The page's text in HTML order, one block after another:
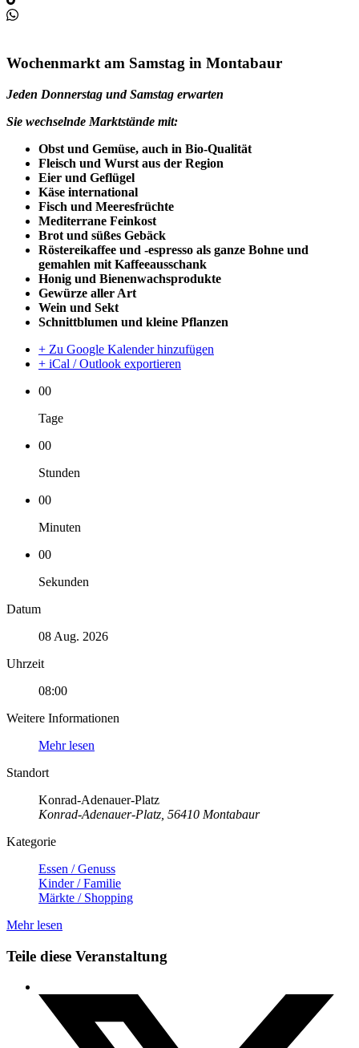
Wochenmarkt am Samstag in Montabaur
Jeden Donnerstag und Samstag erwarten
Sie wechselnde Marktstände mit:
Obst und Gemüse, auch in Bio-Qualität
Fleisch und Wurst aus der Region
Eier und Geflügel
Käse international
Fisch und Meeresfrüchte
Mediterrane Feinkost
Brot und süßes Gebäck
Röstereikaffee und -espresso als ganze Bohne und
gemahlen mit Kaffeeausschank
Honig und Bienenwachsprodukte
Gewürze aller Art
Wein und Sekt
Schnittblumen und kleine Pflanzen
+ Zu Google Kalender hinzufügen
+ iCal / Outlook exportieren
00
Tage
00
Stunden
00
Minuten
00
Sekunden
Datum
08 Aug. 2026
Uhrzeit
08:00
Weitere Informationen
Mehr lesen
Standort
Konrad-Adenauer-Platz
Konrad-Adenauer-Platz, 56410 Montabaur
Kategorie
Essen / Genuss
Kinder / Familie
Märkte / Shopping
Mehr lesen
Teile diese Veranstaltung